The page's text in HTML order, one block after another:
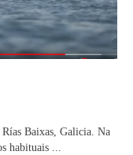
Rías Baixas, Galicia. Na
habituais ...